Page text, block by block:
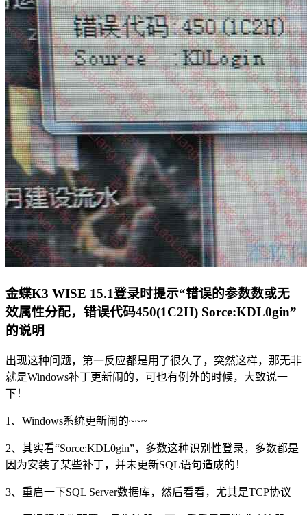
金蝶K3 WISE 15.1登录时提示“错误的参数数或无
效属性分配，错误代码450(1C2H) Sorce:KDL0gin”
的说明
出现这种问题，第一反应都是用了很久了，突然这样，那无非
就是Windows补丁更新闹的，可也有例外的时候，大致说一
下！
1、Windows系统更新闹的~~~
2、其实看“Sorce:KDL0gin”，多数这种识别性登录，多数都是
因为安装了某些补丁，并未更新SQL语句造成的！
3、重启一下SQL Server数据库，然后看看，尤其是TCP协议